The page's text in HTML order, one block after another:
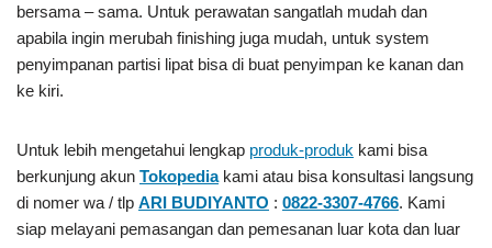
bersama – sama. Untuk perawatan sangatlah mudah dan
apabila ingin merubah finishing juga mudah, untuk system
penyimpanan partisi lipat bisa di buat penyimpan ke kanan dan
ke kiri.
Untuk lebih mengetahui lengkap produk-produk kami bisa
berkunjung akun Tokopediakami atau bisa konsultasi langsung
di nomer wa / tlp ARI BUDIYANTO : 0822-3307-4766. Kami
siap melayani pemasangan dan pemesanan luar kota dan luar